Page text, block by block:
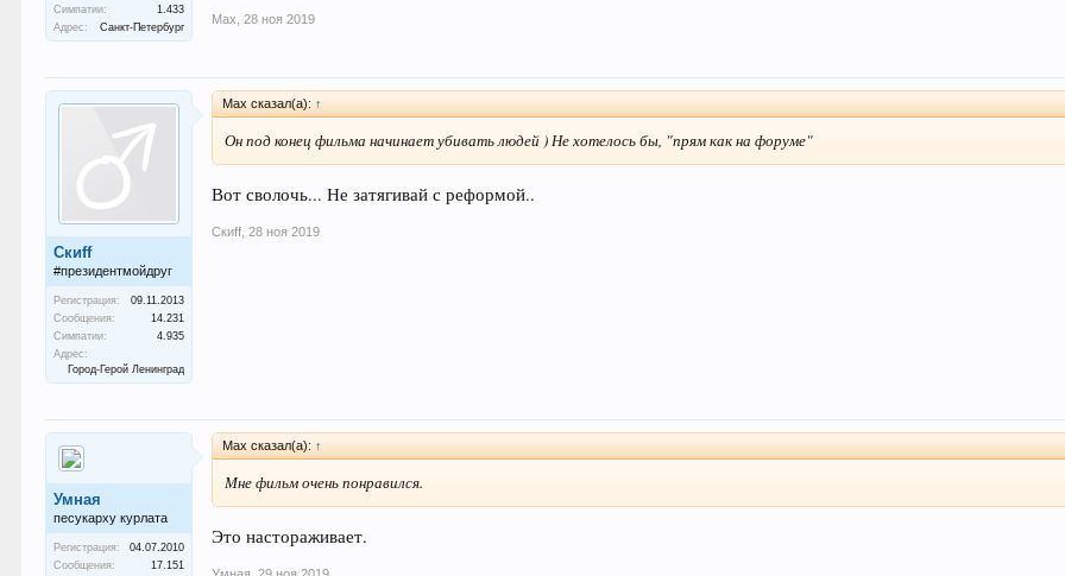
Симпатии:
1.433
Адрес:
Санкт-Петербург
Max 28 ноя 2019
Скиff
#президентмойдруг
Регистрация:
09.11.2013
Сообщения:
14.231
Симпатии:
4.935
Адрес:
Город-Герой Ленинград
Max сказал(а): ↑
Он под конец фильма начинает убивать людей ) Не хотелось бы, "прям как на форуме"
Вот сволочь... Не затягивай с реформой..
Скиff 28 ноя 2019
Умная
песукарху курлата
Регистрация:
04.07.2010
Сообщения:
17.151
Max сказал(а): ↑
Мне фильм очень понравился.
Это настораживает.